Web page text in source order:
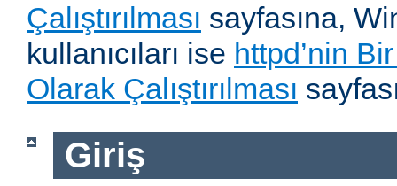
Çalıştırılması sayfasına,
kullanıcıları ise httpd’nin
Olarak Çalıştırılması
Giriş